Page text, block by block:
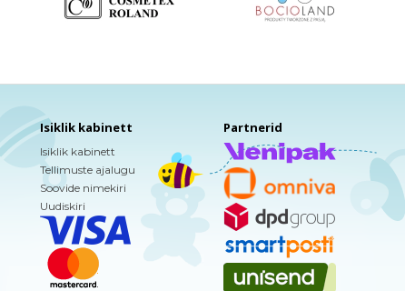
Isiklik kabinett
Isiklik kabinett
Tellimuste ajalugu
Soovide nimekiri
Uudiskiri
Partnerid